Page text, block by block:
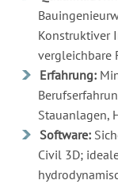
Konstruktiver
vergleichbare
Erfahrung:
Stauanlagen,
Software:
Civil 3D;